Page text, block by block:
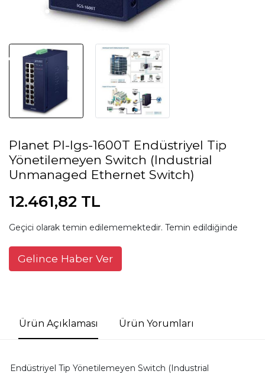
Planet Pl-Igs-1600T Endüstriyel Tip
Yönetilemeyen Switch (Industrial
Unmanaged Ethernet Switch)
12.461,82 TL
Geçici olarak temin edilememektedir. Temin edildiğinde
Gelince Haber Ver
Ürün Açıklaması Ürün Yorumları
Endüstriyel Tip Yönetilemeyen Switch (Industrial